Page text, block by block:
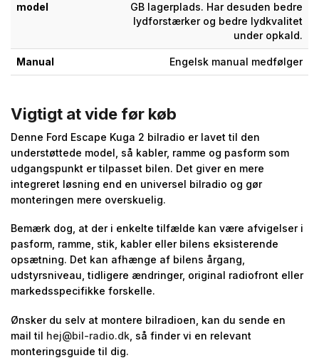
model
GB lagerplads. Har desuden bedre
lydforstærker og bedre lydkvalitet
under opkald.
Manual Engelsk manual medfølger
Vigtigt at vide før køb
Denne Ford Escape Kuga 2 bilradio er lavet til den
understøttede model, så kabler, ramme og pasform som
udgangspunkt er tilpasset bilen. Det giver en mere
integreret løsning end en universel bilradio og gør
monteringen mere overskuelig.
Bemærk dog, at der i enkelte tilfælde kan være afvigelser i
pasform, ramme, stik, kabler eller bilens eksisterende
opsætning. Det kan afhænge af bilens årgang,
udstyrsniveau, tidligere ændringer, original radiofront eller
markedsspecifikke forskelle.
Ønsker du selv at montere bilradioen, kan du sende en
mail til hej@bil-radio.dk , så finder vi en relevant
monteringsguide til dig.